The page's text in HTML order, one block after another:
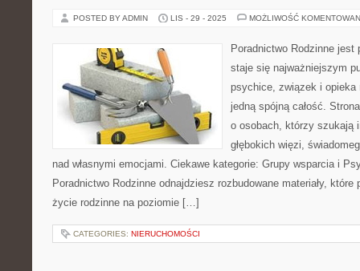
POSTED BY ADMIN LIS - 29 - 2025 MOŻLIWOŚĆ
Poradnictwo Rodzinne
staje się najważniejszym
psychice, związek i
jedną spójną całość.
o osobach, którzy szukają
głębokich więzi,
nad własnymi emocjami. Ciekawe kategorie: Grupy wsparcia i
Poradnictwo Rodzinne odnajdziesz rozbudowane materiały,
życie rodzinne na poziomie […]
CATEGORIES: NIERUCHOMOŚCI